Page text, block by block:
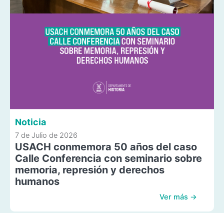
Noticia
7 de Julio de 2026
USACH conmemora 50 años del caso
Calle Conferencia con seminario sobre
memoria, represión y derechos
humanos
Ver más →